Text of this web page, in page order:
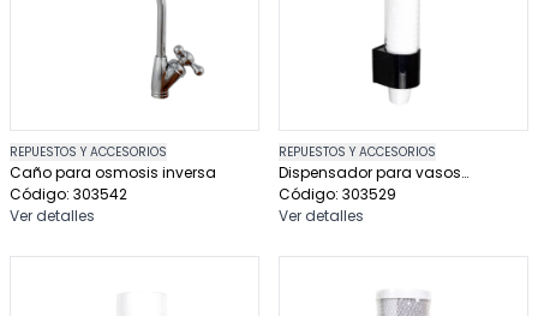
REPUESTOS Y ACCESORIOS
Caño para osmosis inversa
Código: 303542
Ver detalles
REPUESTOS Y ACCESORIOS
Dispensador para vasos
descartables
Código: 303529
Ver detalles